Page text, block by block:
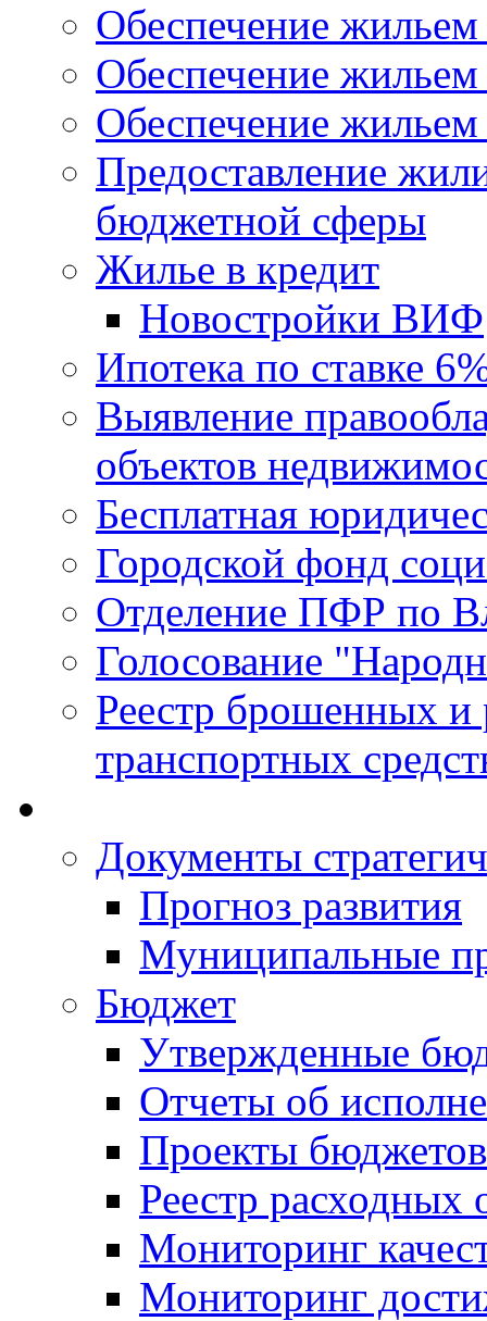
Обеспечение
Обеспечение
Обеспечение жильем
Предоставление
бюджетной сферы
Жилье в кредит
Новостройки ВИФ
Ипотека по ставке
Выявление
объектов
Бесплатная
Городской фонд
Отделение ПФР по
Голосование
Реестр брошенных и
транспортных
Документы
Прогноз развития
Муниципальные
Бюджет
Утвержденные
Отчеты об
Проекты бюджетов
Реестр расходных
Мониторинг
Мониторинг